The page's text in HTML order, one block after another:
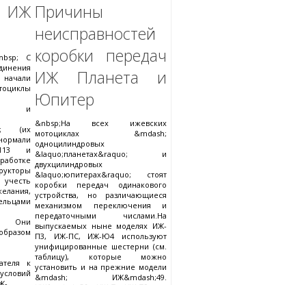
ИЖ
С
и
(их
и
учесть
Они
к
Причины
неисправностей
коробки передач
ИЖ Планета и
Юпитер
&nbsp;На всех ижевских
мотоциклах &mdash;
одноцилиндровых
&laquo;планетах&raquo; и
двухцилиндровых
&laquo;юпитерах&raquo; стоят
коробки передач одинакового
устройства, но различающиеся
механизмом переключения и
передаточными числами.На
выпускаемых ныне моделях ИЖ-
П3, ИЖ-ПС, ИЖ-Ю4 используют
унифицированные шестерни (см.
таблицу), которые можно
установить и на прежние модели
&mdash; ИЖ&mdash;49.